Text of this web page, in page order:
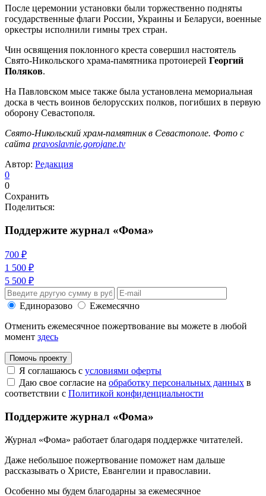
После церемонии установки были торжественно подняты
государственные флаги России, Украины и Беларуси, военные
оркестры исполнили гимны трех стран.
Чин освящения поклонного креста совершил настоятель
Свято-Никольского храма-памятника протоиерей Георгий
Поляков.
На Павловском мысе также была установлена мемориальная
доска в честь воинов белорусских полков, погибших в первую
оборону Севастополя.
Свято-Никольский храм-памятник в Севастополе. Фото с
сайта pravoslavnie.gorojane.tv
Автор: Редакция
0
0
Сохранить
Поделиться:
Поддержите журнал «Фома»
700 ₽
1 500 ₽
5 500 ₽
Единоразово
Ежемесячно
Отменить ежемесячное пожертвование вы можете в любой
момент здесь
Помочь проекту
Я соглашаюсь с условиями оферты
Даю свое согласие на обработку персональных данных в
соответствии с Политикой конфиденциальности
Поддержите журнал «Фома»
Журнал «Фома» работает благодаря поддержке читателей.
Даже небольшое пожертвование поможет нам дальше
рассказывать о Христе, Евангелии и православии.
Особенно мы будем благодарны за ежемесячное